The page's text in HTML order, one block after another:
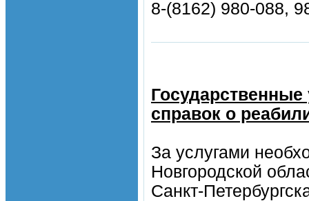
8-(8162) 980-088,
справок о
За услугами
Новгородской
Санкт-